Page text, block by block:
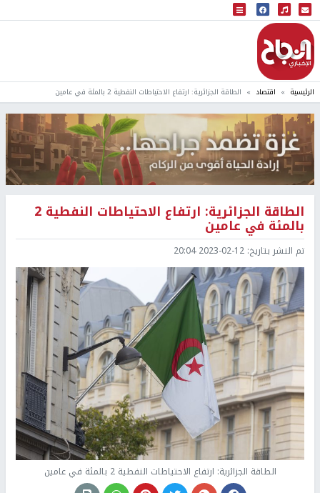
البث المباشر
إذاعة النجاح
الرئيسية اقتصاد الطاقة الجزائرية: ارتفاع الاحتياطات النفطية 2 بالمئة في عامين
الطاقة الجزائرية: ارتفاع الاحتياطات النفطية 2
بالمئة في عامين
تم النشر بتاريخ: 2023-02-12 20:04
الطاقة الجزائرية: ارتفاع الاحتياطات النفطية 2 بالمئة في عامين